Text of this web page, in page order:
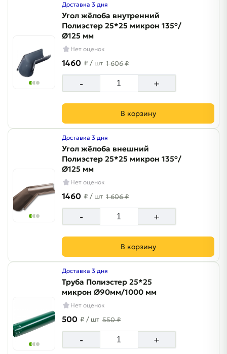
Доставка 3 дня
Угол жёлоба внутренний
Полиэстер 25*25 микрон 135°/
Ø125 мм
Нет оценок
1460 ₽ / шт 1 606 ₽
- +
В корзину
Доставка 3 дня
Угол жёлоба внешний
Полиэстер 25*25 микрон 135°/
Ø125 мм
Нет оценок
1460 ₽ / шт 1 606 ₽
- +
В корзину
Доставка 3 дня
Труба Полиэстер 25*25
микрон Ø90мм/1000 мм
Нет оценок
500 ₽ / шт 550 ₽
- +